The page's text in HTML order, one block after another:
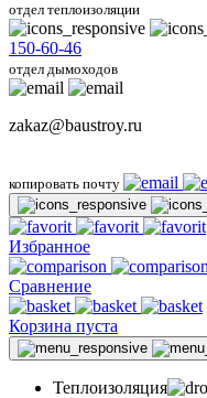
отдел теплоизоляции
150-60-46
отдел дымоходов
zakaz@baustroy.ru
копировать почту
Избранное
Сравнение
Корзина пуста
Теплоизоляция